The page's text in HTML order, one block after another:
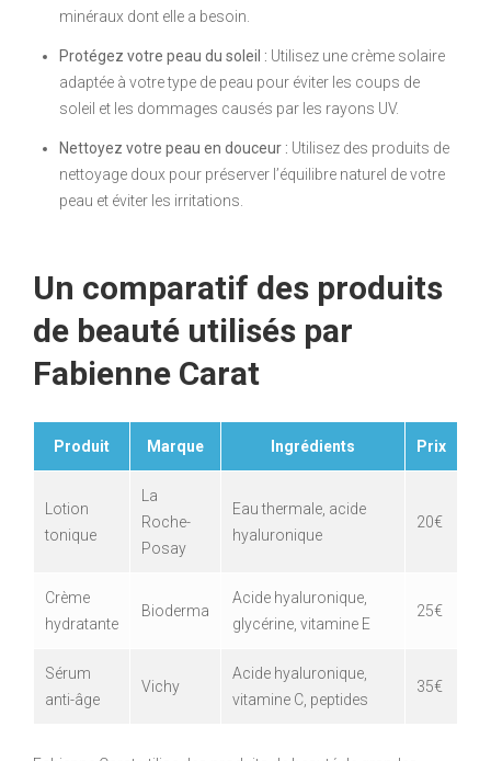
minéraux dont elle a besoin.
Protégez votre peau du soleil : Utilisez une crème solaire
adaptée à votre type de peau pour éviter les coups de
soleil et les dommages causés par les rayons UV.
Nettoyez votre peau en douceur : Utilisez des produits de
nettoyage doux pour préserver l’équilibre naturel de votre
peau et éviter les irritations.
Un comparatif des produits
de beauté utilisés par
Fabienne Carat
Produit Marque Ingrédients Prix
Lotion
tonique
La
Roche-
Posay
Eau thermale, acide
hyaluronique
20€
Crème
hydratante
Bioderma
Acide hyaluronique,
glycérine, vitamine E
25€
Sérum
anti-âge
Vichy
Acide hyaluronique,
vitamine C, peptides
35€